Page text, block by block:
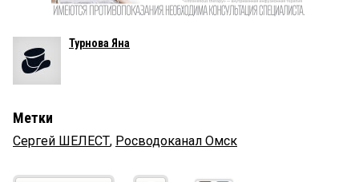
Турнова Яна
Метки
Сергей ШЕЛЕСТ, Росводоканал Омск